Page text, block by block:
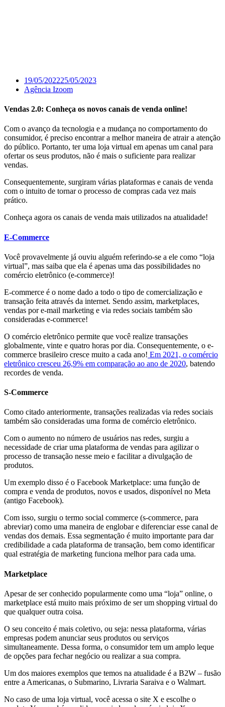
19/05/202225/05/2023
Agência Izoom
Vendas 2.0: Conheça os novos canais de venda online!
Com o avanço da tecnologia e a mudança no comportamento do
consumidor, é preciso encontrar a melhor maneira de atrair a atenção
do público. Portanto, ter uma loja virtual em apenas um canal para
ofertar os seus produtos, não é mais o suficiente para realizar
vendas.
Consequentemente, surgiram várias plataformas e canais de venda
com o intuito de tornar o processo de compras cada vez mais
prático.
Conheça agora os canais de venda mais utilizados na atualidade!
E-Commerce
Você provavelmente já ouviu alguém referindo-se a ele como “loja
virtual”, mas saiba que ela é apenas uma das possibilidades no
comércio eletrônico (e-commerce)!
E-commerce é o nome dado a todo o tipo de comercialização e
transação feita através da internet. Sendo assim, marketplaces,
vendas por e-mail marketing e via redes sociais também são
consideradas e-commerce!
O comércio eletrônico permite que você realize transações
globalmente, vinte e quatro horas por dia. Consequentemente, o e-
commerce brasileiro cresce muito a cada ano! Em 2021, o comércio
eletrônico cresceu 26,9% em comparação ao ano de 2020, batendo
recordes de venda.
S-Commerce
Como citado anteriormente, transações realizadas via redes sociais
também são consideradas uma forma de comércio eletrônico.
Com o aumento no número de usuários nas redes, surgiu a
necessidade de criar uma plataforma de vendas para agilizar o
processo de transação nesse meio e facilitar a divulgação de
produtos.
Um exemplo disso é o Facebook Marketplace: uma função de
compra e venda de produtos, novos e usados, disponível no Meta
(antigo Facebook).
Com isso, surgiu o termo social commerce (s-commerce, para
abreviar) como uma maneira de englobar e diferenciar esse canal de
vendas dos demais. Essa segmentação é muito importante para dar
credibilidade a cada plataforma de transação, bem como identificar
qual estratégia de marketing funciona melhor para cada uma.
Marketplace
Apesar de ser conhecido popularmente como uma “loja” online, o
marketplace está muito mais próximo de ser um shopping virtual do
que qualquer outra coisa.
O seu conceito é mais coletivo, ou seja: nessa plataforma, várias
empresas podem anunciar seus produtos ou serviços
simultaneamente. Dessa forma, o consumidor tem um amplo leque
de opções para fechar negócio ou realizar a sua compra.
Um dos maiores exemplos que temos na atualidade é a B2W – fusão
entre a Americanas, o Submarino, Livraria Saraiva e o Walmart.
No caso de uma loja virtual, você acessa o site X e escolhe o